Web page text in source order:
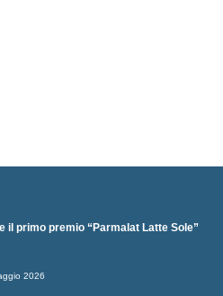
il primo premio “Parmalat Latte Sole”
2026